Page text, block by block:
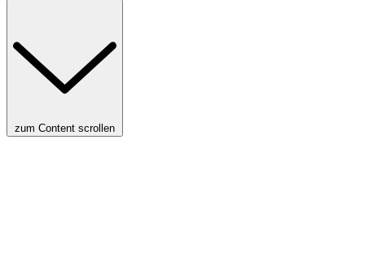
zum Content scrollen